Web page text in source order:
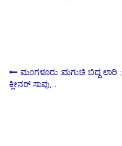
Post
ಮಂಗಳೂರು :ಮಗುಚಿ ಬಿದ್ದ ಲಾರಿ ;
ಕ್ಲೀನರ್ ಸಾವು,..